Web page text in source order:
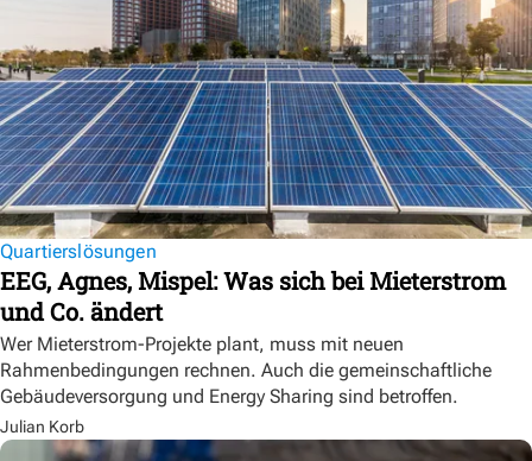
Quartierslösungen
EEG, Agnes, Mispel: Was sich bei Mieterstrom
und Co. ändert
Wer Mieterstrom-Projekte plant, muss mit neuen
Rahmenbedingungen rechnen. Auch die gemeinschaftliche
Gebäudeversorgung und Energy Sharing sind betroffen.
Julian Korb